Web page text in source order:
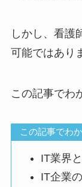
しかし、看護
可能ではあり
この記事でわ
この記事でわ
IT業界
IT企業